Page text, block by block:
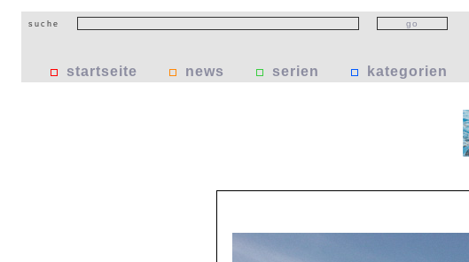
suche
startseite news serien kategorien